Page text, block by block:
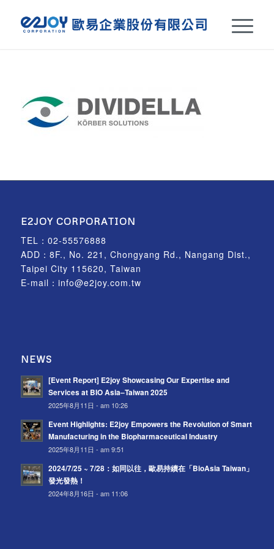
E2JOY CORPORATION
TEL： 02-55576888
ADD：8F., No. 221, Chongyang Rd., Nangang Dist.,
Taipei City 115620, Taiwan
E-mail： info@e2joy.com.tw
NEWS
[Event Report] E2joy Showcasing Our Expertise and
Services at BIO Asia–Taiwan 2025
2025年8月11日 - am 10:26
Event Highlights: E2joy Empowers the Revolution of Smart
Manufacturing in the Biopharmaceutical Industry
2025年8月11日 - am 9:51
2024/7/25 ~ 7/28：如同以往，歐易持續在「BioAsia Taiwan」
發光發熱！
2024年8月16日 - am 11:06